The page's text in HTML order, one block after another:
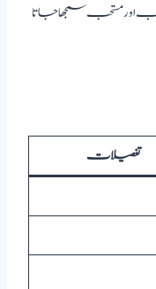
اور مستحب سمجھا جاتا
تفصیلات